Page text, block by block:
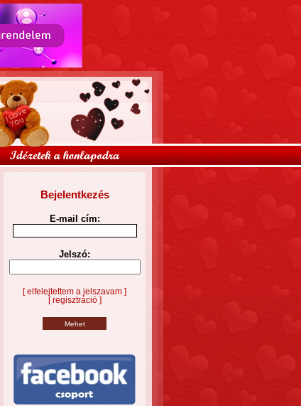
Bejelentkezés
E-mail cím:
Jelszó:
[ elfelejtettem a jelszavam ]
[ regisztráció ]